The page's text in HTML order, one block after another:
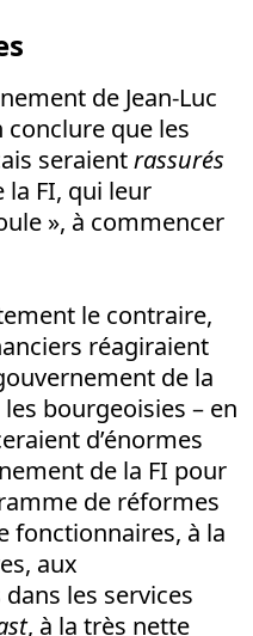
de Jean-Luc
que les
seraientrassurés
FI, qui leur
», à commencer
le contraire,
réagiraient
de la
bourgeoisies – en
d’énormes
de la FI pour
de réformes
fonctionnaires, à la
aux
les services
, à la très nette